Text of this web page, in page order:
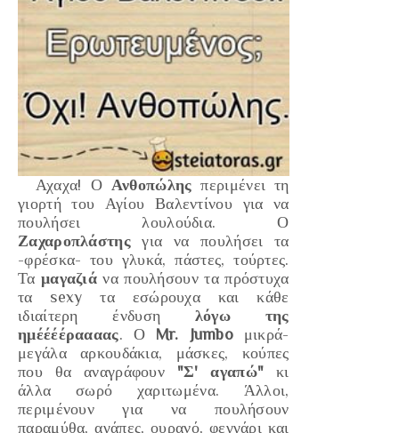
Αχαχα! Ο Ανθοπώλης περιμένει τη
γιορτή του Αγίου Βαλεντίνου για να
πουλήσει λουλούδια. Ο
Ζαχαροπλάστηςγια να πουλήσει τα
-φρέσκα- του γλυκά, πάστες, τούρτες.
Τα μαγαζιά να πουλήσουν τα πρόστυχα
τα sexy τα εσώρουχα και κάθε
ιδιαίτερη ένδυση λόγω της
ημέέέέραααας. Ο Mr. Jumbo μικρά-
μεγάλα αρκουδάκια, μάσκες, κούπες
που θα αναγράφουν "Σ' αγαπώ" κι
άλλα σωρό χαριτωμένα. Άλλοι,
περιμένουν για να πουλήσουν
παραμύθα, αγάπες, ουρανό, φεγγάρι και